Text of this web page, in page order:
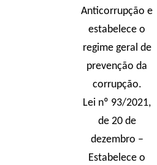
Anticorrupção e
estabelece o
regime geral de
prevenção da
corrupção.
Lei nº 93/2021,
de 20 de
dezembro –
Estabelece o